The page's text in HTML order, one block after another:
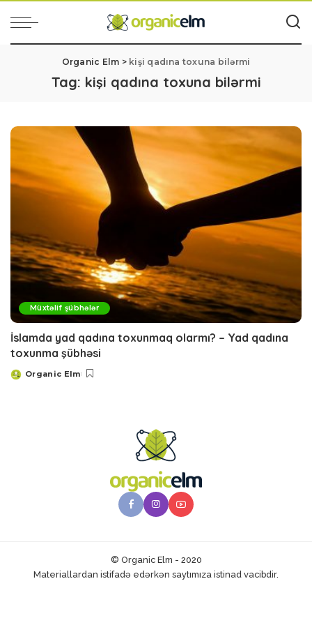
Organic Elm > kişi qadına toxuna bilərmi
Tag: kişi qadına toxuna bilərmi
Müxtəlif şübhələr
İslamda yad qadına toxunmaq olarmı? – Yad qadına
toxunma şübhəsi
Posted
Organic Elm
© Organic Elm - 2020
Materiallardan istifadə edərkən saytımıza istinad vacibdir.